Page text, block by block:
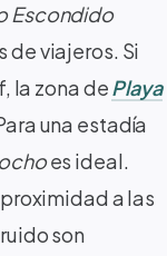
Escondido
viajeros. Si
la zona dePlaya
una estadía
es ideal.
a las
son